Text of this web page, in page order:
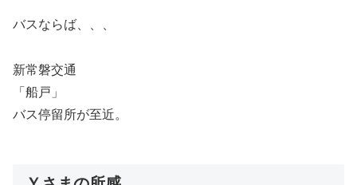
バスならば、、、
新常磐交通
「船戸」
バス停留所が至近。